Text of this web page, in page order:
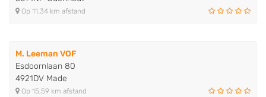
Op 11,34 km afstand
M. Leeman VOF
Esdoornlaan 80
4921DV Made
Op 15,59 km afstand